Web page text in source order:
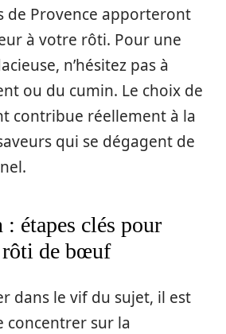
de Provence apporteront
à votre rôti. Pour une
n’hésitez pas à
ou du cumin. Le choix de
contribue réellement à la
qui se dégagent de
: étapes clés pour
rôti de bœuf
dans le vif du sujet, il est
concentrer sur la